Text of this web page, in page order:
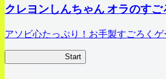
クレヨンしんちゃん オラのす
アソビ心たっぷり！お手製すごろくゲ
Start